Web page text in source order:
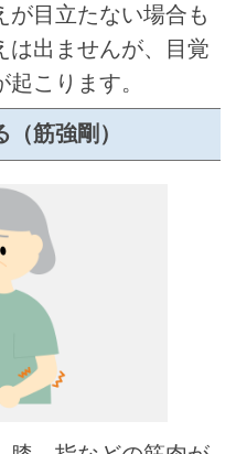
が目立たない場合も
は出ませんが、目覚
こります。
筋強剛）